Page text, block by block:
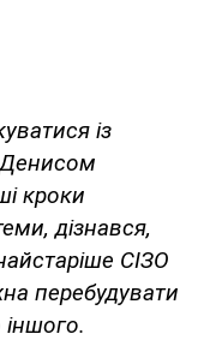
із
Денисом
кроки
дізнався,
СІЗО
перебудувати
іншого.